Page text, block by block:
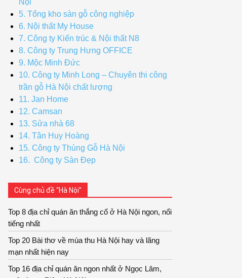
Nội
5. Tổng kho sàn gỗ công nghiệp
6. Nội thất My House
7. Công ty Kiến trúc & Nội thất N8
8. Công ty Trung Hưng OFFICE
9. Mộc Minh Đức
10. Công ty Minh Long – Chuyên thi công
trần gỗ Hà Nội chất lượng
11. Jan Home
12. Camsan
13. Sửa nhà 68
14. Tân Huy Hoàng
15. Công ty Thùng Gỗ Hà Nội
16. Công ty Sàn Đẹp
Cùng chủ đề “Hà Nội”
Top 8 địa chỉ quán ăn thắng cố ở Hà Nội ngon, nổi
tiếng nhất
Top 20 Bài thơ về mùa thu Hà Nội hay và lãng
mạn nhất hiện nay
Top 16 địa chỉ quán ăn ngon nhất ở Ngọc Lâm,